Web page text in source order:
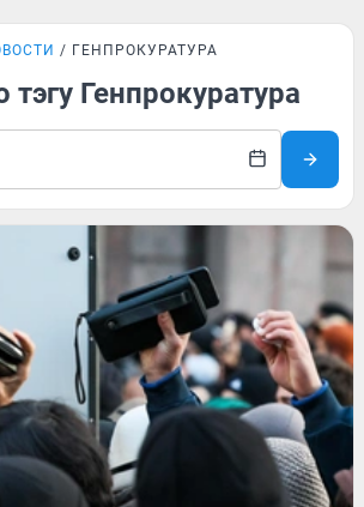
ГЕНПРОКУРАТУРА
тэгу Генпрокуратура